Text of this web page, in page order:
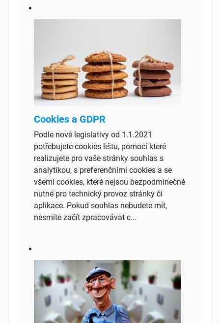
Cookies a GDPR
Podle nové legislativy od 1.1.2021
potřebujete cookies lištu, pomocí které
realizujete pro vaše stránky souhlas s
analytikou, s preferenčními cookies a se
všemi cookies, které nejsou bezpodmínečně
nutné pro technický provoz stránky či
aplikace. Pokud souhlas nebudete mít,
nesmíte začít zpracovávat c...